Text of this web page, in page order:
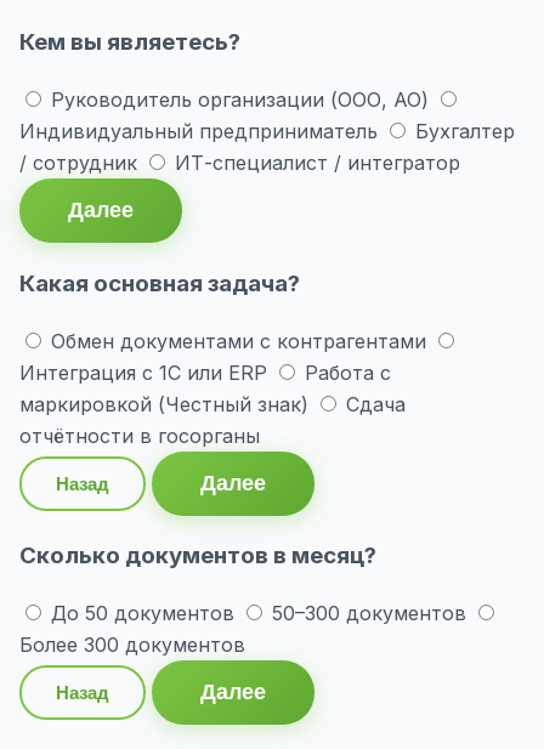
Кем вы являетесь?
Руководитель организации (ООО, АО)
Индивидуальный предприниматель
Бухгалтер
/ сотрудник
ИТ-специалист / интегратор
Далее
Какая основная задача?
Обмен документами с контрагентами
Интеграция с 1С или ERP
Работа с
маркировкой (Честный знак)
Сдача
отчётности в госорганы
Назад Далее
Сколько документов в месяц?
До 50 документов
50–300 документов
Более 300 документов
Назад Далее